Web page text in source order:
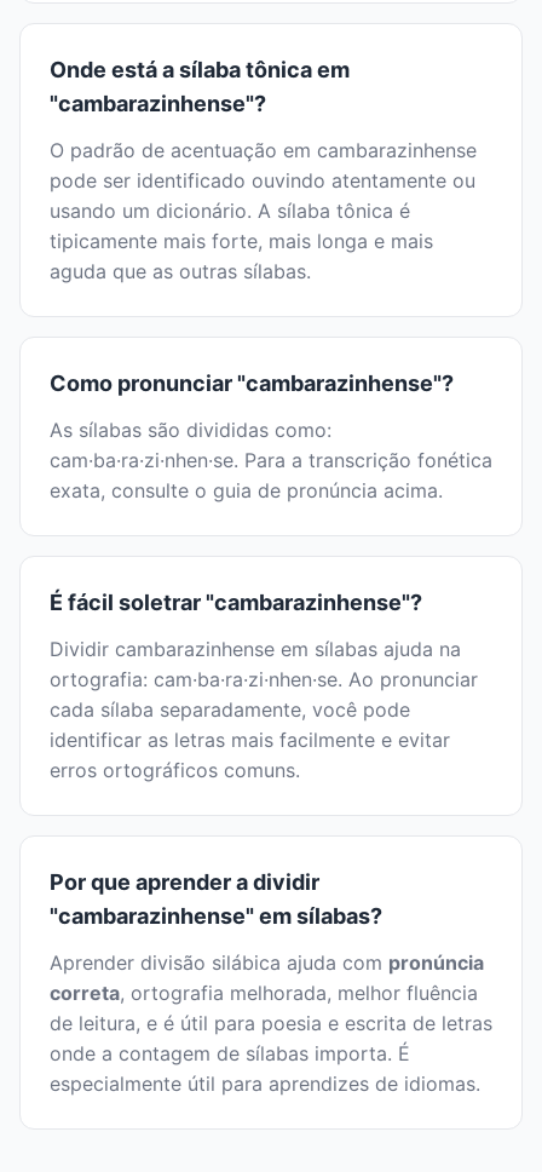
Onde está a sílaba tônica em
"cambarazinhense"?
O padrão de acentuação em cambarazinhense
pode ser identificado ouvindo atentamente ou
usando um dicionário. A sílaba tônica é
tipicamente mais forte, mais longa e mais
aguda que as outras sílabas.
Como pronunciar "cambarazinhense"?
As sílabas são divididas como:
cam·ba·ra·zi·nhen·se. Para a transcrição fonética
exata, consulte o guia de pronúncia acima.
É fácil soletrar "cambarazinhense"?
Dividir cambarazinhense em sílabas ajuda na
ortografia: cam·ba·ra·zi·nhen·se. Ao pronunciar
cada sílaba separadamente, você pode
identificar as letras mais facilmente e evitar
erros ortográficos comuns.
Por que aprender a dividir
"cambarazinhense" em sílabas?
Aprender divisão silábica ajuda com pronúncia
correta, ortografia melhorada, melhor fluência
de leitura, e é útil para poesia e escrita de letras
onde a contagem de sílabas importa. É
especialmente útil para aprendizes de idiomas.